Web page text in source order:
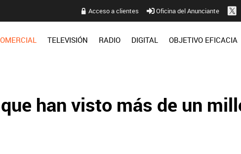
Acceso a clientes Oficina del Anunciante
TELEVISIÓN RADIO DIGITAL OBJETIVO EFICACIA
han visto más de un